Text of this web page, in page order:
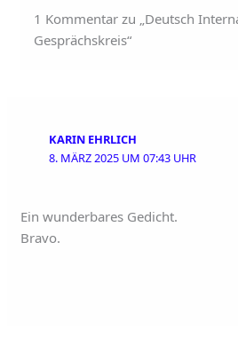
1 Kommentar zu „Deutsch
Gesprächskreis“
KARIN EHRLICH
8. MÄRZ 2025 UM 07:43 UHR
Ein wunderbares Gedicht.
Bravo.